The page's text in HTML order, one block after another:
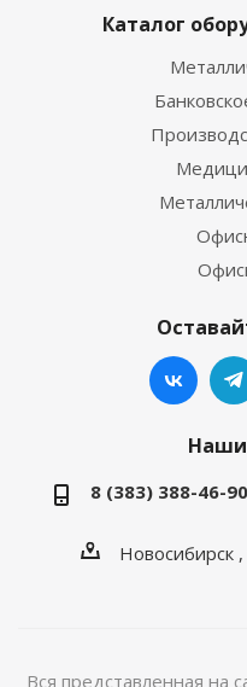
Каталог
Наши
8 (383) 388-46-90
Новосибирск
Вся представленная на